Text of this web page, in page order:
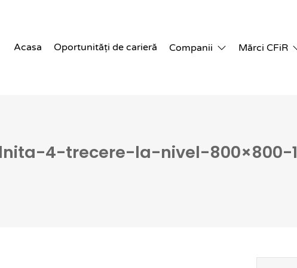
Acasa Oportunități de carieră Companii Mărci CFiR
4-trecere-la-nivel-800×800-1